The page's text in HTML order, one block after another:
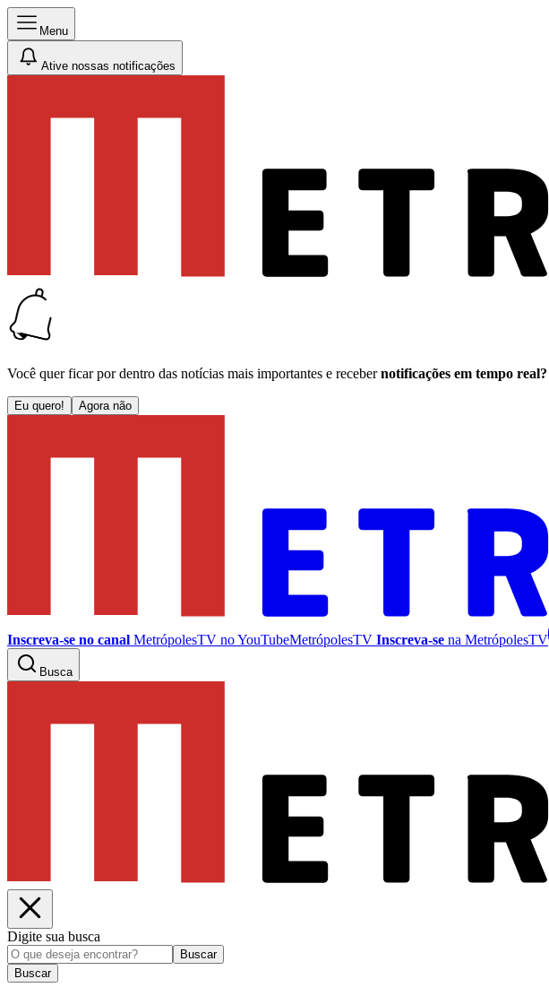
Menu
Ative nossas notificações
Você quer ficar por dentro das notícias mais importantes e receber notificações em tempo real?
Eu quero! Agora não
Inscreva-se no canal MetrópolesTV noYouTubeMetrópolesTV Inscreva-se na MetrópolesTV
Busca
Digite sua busca
Buscar
Buscar